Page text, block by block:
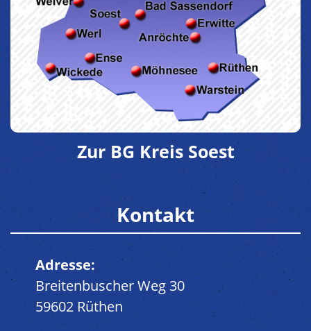
Zur BG Kreis Soest
Kontakt
Adresse:
Breitenbuscher Weg 30
59602 Rüthen